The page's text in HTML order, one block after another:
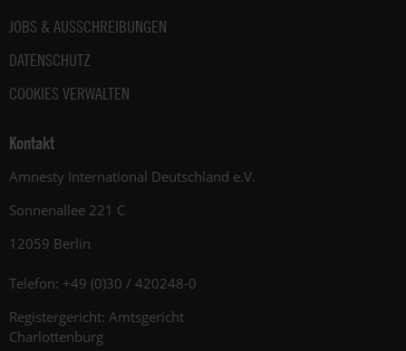
JOBS & AUSSCHREIBUNGEN
DATENSCHUTZ
COOKIES VERWALTEN
Kontakt
Amnesty International Deutschland e.V.
Sonnenallee 221 C
12059 Berlin
Telefon: +49 (0)30 / 420248-0
Registergericht: Amtsgericht
Charlottenburg